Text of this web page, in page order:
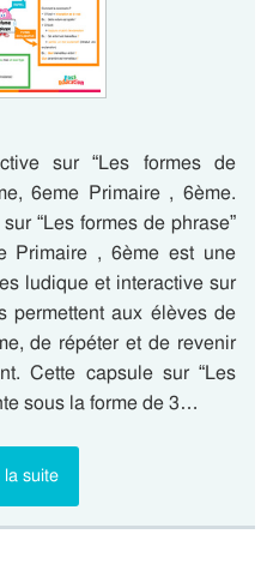
sur “Les formes de
6eme Primaire , 6ème.
“Les formes de phrase”
Primaire , 6ème est une
ludique et interactive sur
permettent aux élèves de
de répéter et de revenir
Cette capsule sur “Les
sous la forme de 3…
la suite